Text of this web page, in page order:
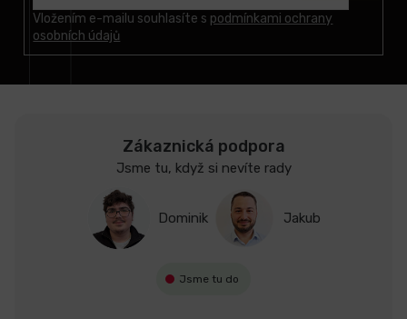
Vložením e-mailu souhlasíte s podmínkami ochrany
osobních údajů
Zákaznická podpora
Jsme tu, když si nevíte rady
Dominik Jakub
Jsme tu do